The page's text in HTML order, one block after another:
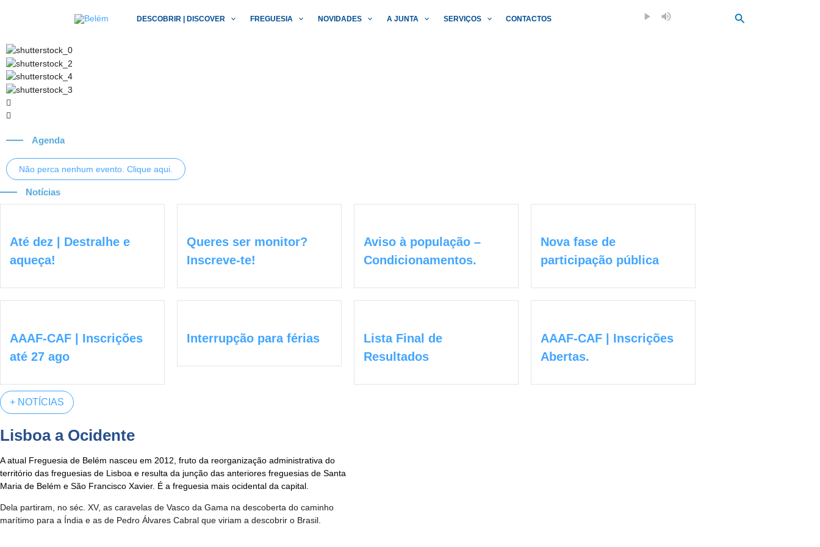
DESCOBRIR | DISCOVER FREGUESIA NOVIDADES A JUNTA SERVIÇOS CONTACTOS Search
Agenda
Não perca nenhum evento. Clique aqui.
Notícias
Até dez | Destralhe e
aqueça!
Queres ser monitor?
Inscreve-te!
Aviso à população –
Condicionamentos.
Nova fase de
participação pública
AAAF-CAF | Inscrições
até 27 ago
Interrupção para férias
Lista Final de
Resultados
AAAF-CAF | Inscrições
Abertas.
+ NOTÍCIAS
Lisboa a Ocidente
A atual Freguesia de Belém nasceu em 2012, fruto da reorganização administrativa do
território das freguesias de Lisboa e resulta da junção das anteriores freguesias de Santa
Maria de Belém e São Francisco Xavier. É a freguesia mais ocidental da capital.
Dela partiram, no séc. XV, as caravelas de Vasco da Gama na descoberta do caminho
marítimo para a Índia e as de Pedro Álvares Cabral que viriam a descobrir o Brasil.